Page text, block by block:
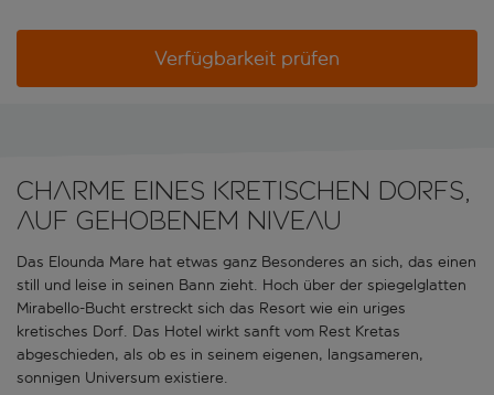
Verfügbarkeit prüfen
Charme eines kretischen Dorfs,
auf gehobenem Niveau
Das Elounda Mare hat etwas ganz Besonderes an sich, das einen
still und leise in seinen Bann zieht. Hoch über der spiegelglatten
Mirabello-Bucht erstreckt sich das Resort wie ein uriges
kretisches Dorf. Das Hotel wirkt sanft vom Rest Kretas
abgeschieden, als ob es in seinem eigenen, langsameren,
sonnigen Universum existiere.